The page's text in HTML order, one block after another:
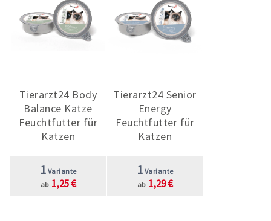
Tierarzt24 Body
Balance Katze
Feuchtfutter für
Katzen
1 Variante
ab 1,25 €
Tierarzt24 Senior
Energy
Feuchtfutter für
Katzen
1 Variante
ab 1,29 €